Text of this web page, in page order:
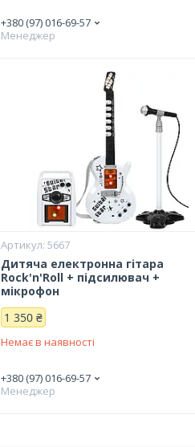
+380 (97) 016-69-57
Менеджер
5667
Дитяча електронна гітара
Rock'n'Roll + підсилювач +
мікрофон
1 350 ₴
Немає в наявності
+380 (97) 016-69-57
Менеджер